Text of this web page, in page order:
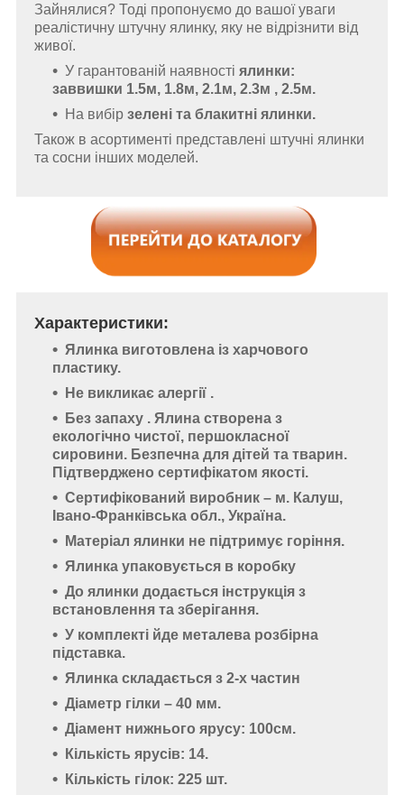
Зайнялися? Тоді пропонуємо до вашої уваги
реалістичну штучну ялинку, яку не відрізнити від
живої.
У гарантованій наявності ялинки:
заввишки 1.5м, 1.8м, 2.1м, 2.3м , 2.5м.
На вибір зелені та блакитні ялинки.
Також в асортименті представлені штучні ялинки
та сосни інших моделей.
Характеристики:
Ялинка виготовлена із харчового
пластику.
Не викликає алергії .
Без запаху . Ялина створена з
екологічно чистої, першокласної
сировини. Безпечна для дітей та тварин.
Підтверджено сертифікатом якості.
Сертифікований виробник – м. Калуш,
Івано-Франківська обл., Україна.
Матеріал ялинки не підтримує горіння.
Ялинка упаковується в коробку
До ялинки додається інструкція з
встановлення та зберігання.
У комплекті йде металева розбірна
підставка.
Ялинка складається з 2-х частин
Діаметр гілки – 40 мм.
Діамент нижнього ярусу: 100см.
Кількість ярусів: 14.
Кількість гілок: 225 шт.